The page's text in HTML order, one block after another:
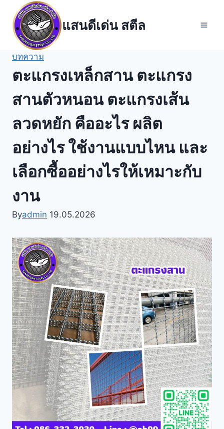
content
แสนดีเด่น สตีล
บทความ
ตะแกรงเหล็กสาน ตะแกรง
สานตัวหนอน ตะแกรงเส้น
ลวดหยัก คืออะไร ผลิต
อย่างไร ใช้งานแบบไหน และ
เลือกซื้ออย่างไรให้เหมาะกับ
งาน
Byadmin 19.05.2026